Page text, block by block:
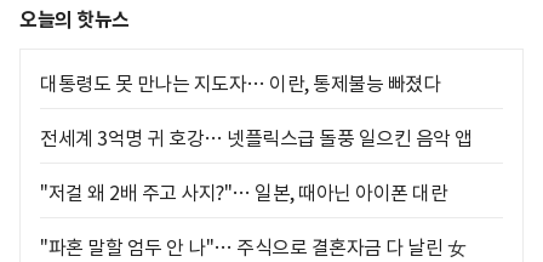
오늘의 핫뉴스
대통령도 못 만나는 지도자… 이란, 통제불능 빠졌다
전세계 3억명 귀 호강… 넷플릭스급 돌풍 일으킨 음악 앱
"저걸 왜 2배 주고 사지?"… 일본, 때아닌 아이폰 대란
"파혼 말할 엄두 안 나"… 주식으로 결혼자금 다 날린 女